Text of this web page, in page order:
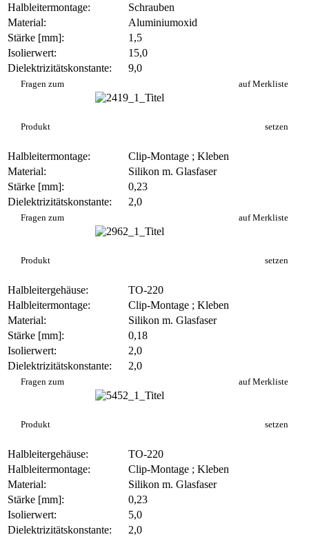
Halbleitermontage:
Schrauben
Material:
Aluminiumoxid
Stärke [mm]:
1,5
Isolierwert:
15,0
Dielektrizitätskonstante:
9,0
Fragen zum
Produkt
auf Merkliste
setzen
Halbleitermontage:
Clip-Montage ; Kleben
Material:
Silikon m. Glasfaser
Stärke [mm]:
0,23
Dielektrizitätskonstante:
2,0
Fragen zum
Produkt
auf Merkliste
setzen
Halbleitergehäuse:
TO-220
Halbleitermontage:
Clip-Montage ; Kleben
Material:
Silikon m. Glasfaser
Stärke [mm]:
0,18
Isolierwert:
2,0
Dielektrizitätskonstante:
2,0
Fragen zum
Produkt
auf Merkliste
setzen
Halbleitergehäuse:
TO-220
Halbleitermontage:
Clip-Montage ; Kleben
Material:
Silikon m. Glasfaser
Stärke [mm]:
0,23
Isolierwert:
5,0
Dielektrizitätskonstante:
2,0